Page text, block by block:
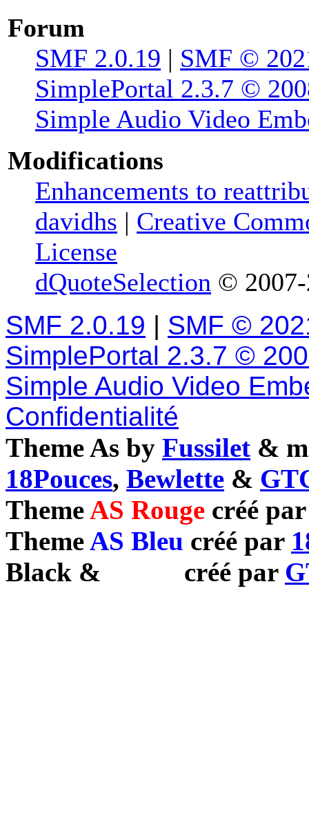
Forum
SMF 2.0.19 | SMF ©
SimplePortal 2.3.7 ©
Simple Audio Video
Modifications
Enhancements to
davidhs | Creative
License
dQuoteSelection ©
SMF 2.0.19 | SMF ©
SimplePortal 2.3.7 ©
Simple Audio Video
Confidentialité
Theme As by Fussilet &
18Pouces, Bewlette &
ThemeAS Rouge créé
ThemeAS Bleu créé par
Black & créé par